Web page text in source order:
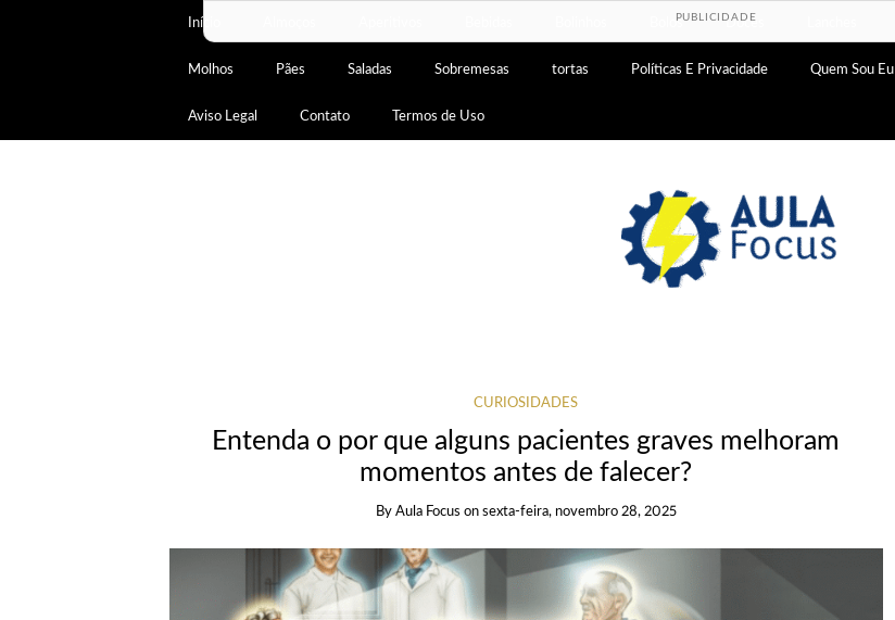
Início Bolos Doces
Molhos Pães Saladas Sobremesas tortas Políticas E Privacidade Quem Sou Eu
Aviso Legal Contato Termos de Uso
CURIOSIDADES
Entenda o por que alguns pacientes graves melhoram
momentos antes de falecer?
By Aula Focus on sexta-feira, novembro 28, 2025
PUBLICIDADE